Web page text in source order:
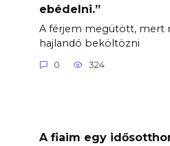
ebédelni.”
A férjem megütött, mert
hajlandó beköltözni
0 324
A fiaim egy